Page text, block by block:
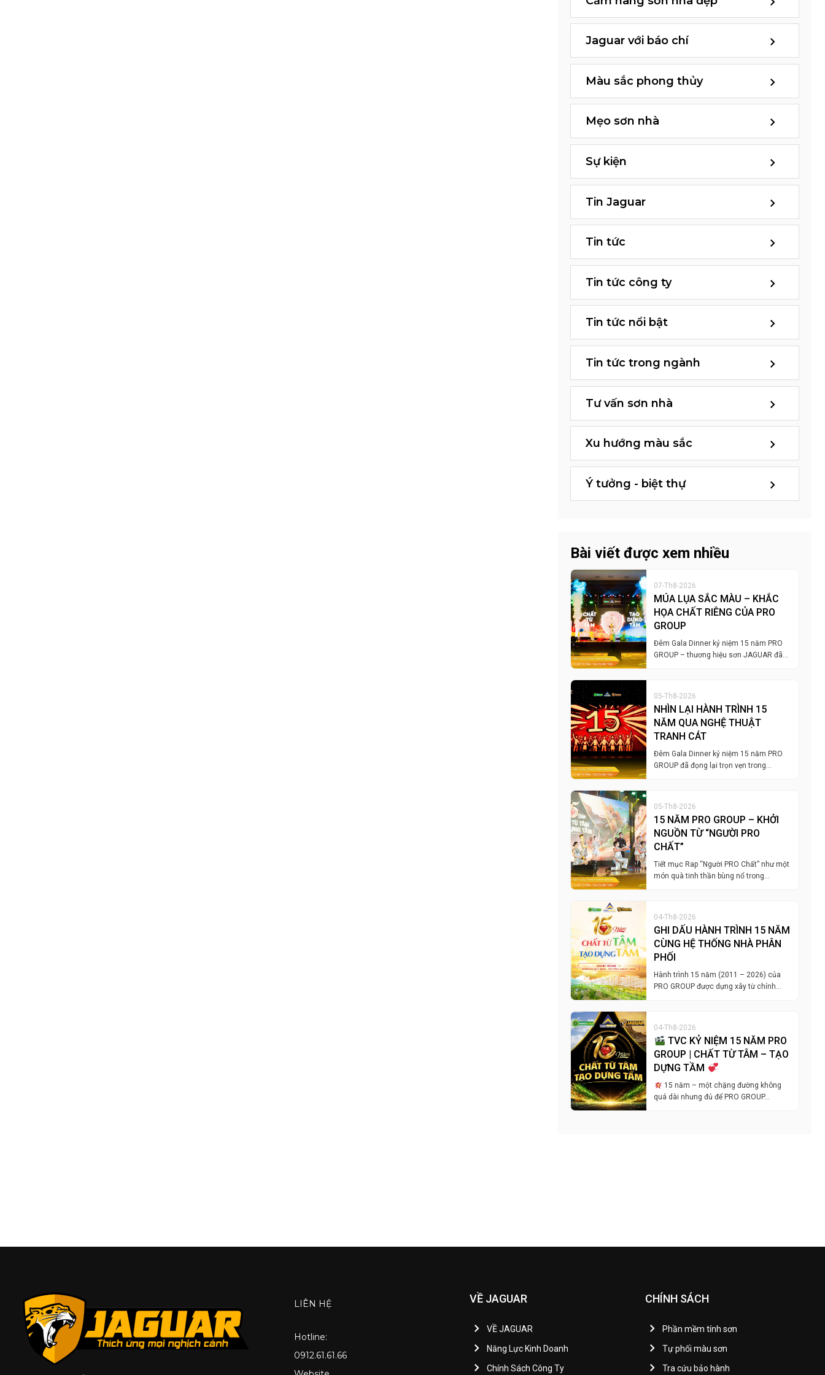
Jaguar với báo chí
Màu sắc phong thủy
Mẹo sơn nhà
Sự kiện
Tin Jaguar
Tin tức
Tin tức công ty
Tin tức nổi bật
Tin tức trong ngành
Tư vấn sơn nhà
Xu hướng màu sắc
Ý tưởng - biệt thự
Bài viết được xem nhiều
07-Th8-2026
MÚA LỤA SẮC MÀU – KHẮC
HỌA CHẤT RIÊNG CỦA PRO
GROUP
Đêm Gala Dinner kỷ niệm 15 năm PRO
GROUP – thương hiệu sơn JAGUAR đã…
05-Th8-2026
NHÌN LẠI HÀNH TRÌNH 15
NĂM QUA NGHỆ THUẬT
TRANH CÁT
Đêm Gala Dinner kỷ niệm 15 năm PRO
GROUP đã đọng lại trọn vẹn trong…
05-Th8-2026
15 NĂM PRO GROUP – KHỞI
NGUỒN TỪ “NGƯỜI PRO
CHẤT”
Tiết mục Rap “Người PRO Chất” như một
món quà tinh thần bùng nổ trong…
04-Th8-2026
GHI DẤU HÀNH TRÌNH 15 NĂM
CÙNG HỆ THỐNG NHÀ PHÂN
PHỐI
Hành trình 15 năm (2011 – 2026) của
PRO GROUP được dựng xây từ chính…
04-Th8-2026
TVC KỶ NIỆM 15 NĂM PRO
GROUP | CHẤT TỪ TÂM – TẠO
DỰNG TẦM
15 năm – một chặng đường không
quá dài nhưng đủ để PRO GROUP…
LIÊN HỆ
Hotline:
0912.61.61.66
VỀ JAGUAR
VỀ JAGUAR
Năng Lực Kinh Doanh
Chính Sách Công Ty
CHÍNH SÁCH
Phần mềm tính sơn
Tự phối màu sơn
Tra cứu bảo hành